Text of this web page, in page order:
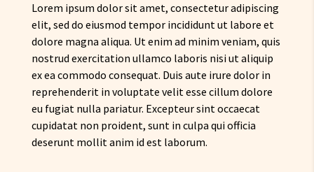
Lorem ipsum dolor sit amet, consectetur adipiscing
elit, sed do eiusmod tempor incididunt ut labore et
dolore magna aliqua. Ut enim ad minim veniam, quis
nostrud exercitation ullamco laboris nisi ut aliquip
ex ea commodo consequat. Duis aute irure dolor in
reprehenderit in voluptate velit esse cillum dolore
eu fugiat nulla pariatur. Excepteur sint occaecat
cupidatat non proident, sunt in culpa qui officia
deserunt mollit anim id est laborum.